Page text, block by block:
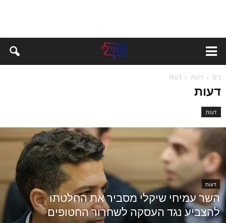
בית דעות דעות
דעות
דעות
דעות
השר עמיחי שיקלי מסביר את החלטתו
להצביע נגד העסקה לשחרור החטופים